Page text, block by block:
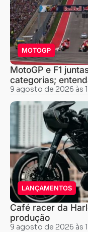
MOTOGP
MotoGP e F1
categorias;
9 agosto de 2026 às
LANÇAMENTOS
Café racer da
produção
9 agosto de 2026 às